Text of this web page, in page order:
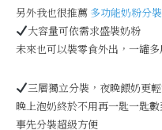
另外我也很推薦 多功能奶粉分
大容量可依需求盛裝奶粉
未來也可以裝零食外出，一罐
三層獨立分裝，夜晚餵奶更輕
晚上泡奶終於不用再一匙一匙
事先分裝超級方便